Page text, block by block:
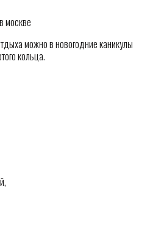
можно в новогодние каникулы
кольца.